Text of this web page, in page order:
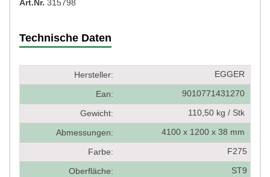
Art.Nr. 315798
Technische Daten
Hersteller: EGGER
Ean: 9010771431270
Gewicht: 110,50 kg / Stk
Abmessungen: 4100 x 1200 x 38 mm
Farbe: F275
Oberfläche: ST9